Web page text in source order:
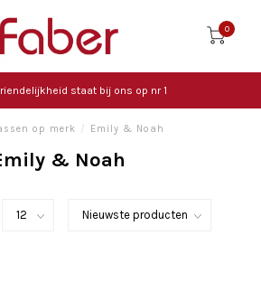
0
staat bij ons op nr 1
op merk / Emily & Noah
& Noah